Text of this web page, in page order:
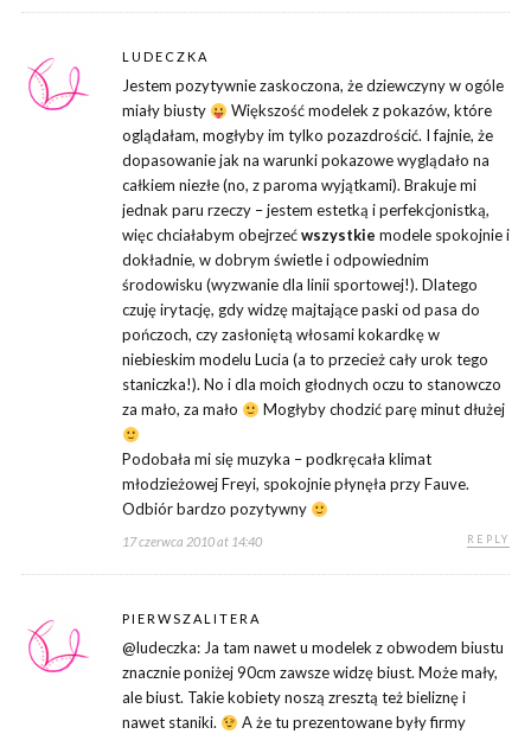
LUDECZKA
Jestem pozytywnie zaskoczona, że dziewczyny w ogóle
miały biusty
Większość modelek z pokazów, które
oglądałam, mogłyby im tylko pozazdrościć. I fajnie, że
dopasowanie jak na warunki pokazowe wyglądało na
całkiem niezłe (no, z paroma wyjątkami). Brakuje mi
jednak paru rzeczy – jestem estetką i perfekcjonistką,
więc chciałabym obejrzećwszystkie modele spokojnie i
dokładnie, w dobrym świetle i odpowiednim
środowisku (wyzwanie dla linii sportowej!). Dlatego
czuję irytację, gdy widzę majtające paski od pasa do
pończoch, czy zasłoniętą włosami kokardkę w
niebieskim modelu Lucia (a to przecież cały urok tego
staniczka!). No i dla moich głodnych oczu to stanowczo
za mało, za mało
Mogłyby chodzić parę minut dłużej
Podobała mi się muzyka – podkręcała klimat
młodzieżowej Freyi, spokojnie płynęła przy Fauve.
Odbiór bardzo pozytywny
17 czerwca 2010 at 14:40 REPLY
PIERWSZALITERA
@ludeczka: Ja tam nawet u modelek z obwodem biustu
znacznie poniżej 90cm zawsze widzę biust. Może mały,
ale biust. Takie kobiety noszą zresztą też bieliznę i
nawet staniki.
A że tu prezentowane były firmy